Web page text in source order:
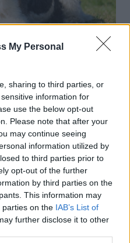
My Personal
sharing to third parties, or
information for
use the below opt-out
Please note that after your
may continue seeing
information utilized by
to third parties prior to
opt-out of the further
by third parties on the
This information may
parties on the IAB’s List of
further disclose it to other
η γούνα του
που είναι δύσκολο
εύκολα και
περιποίηση. Εάν
να ξέρετε ότι είναι
πιστεύουμε ότι
είναι σημαντικό